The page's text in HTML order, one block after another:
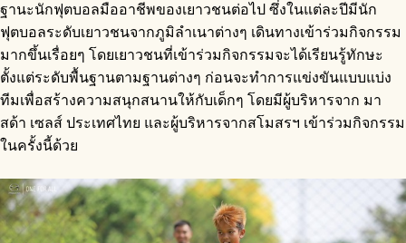
ฐานะนักฟุตบอลมืออาชีพของเยาวชนต่อไป ซึ่งในแต่ละปีมีนัก
ฟุตบอลระดับเยาวชนจากภูมิลำเนาต่างๆ เดินทางเข้าร่วมกิจกรรม
มากขึ้นเรื่อยๆ โดยเยาวชนที่เข้าร่วมกิจกรรมจะได้เรียนรู้ทักษะ
ตั้งแต่ระดับพื้นฐานตามฐานต่างๆ ก่อนจะทำการแข่งขันแบบแบ่ง
ทีมเพื่อสร้างความสนุกสนานให้กับเด็กๆ โดยมีผู้บริหารจาก มา
สด้า เซลส์ ประเทศไทย และผู้บริหารจากสโมสรฯ เข้าร่วมกิจกรรม
ในครั้งนี้ด้วย